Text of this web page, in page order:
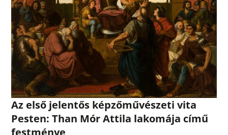
Az első jelentős képzőművészeti vita
Pesten: Than Mór Attila lakomája című
festménye